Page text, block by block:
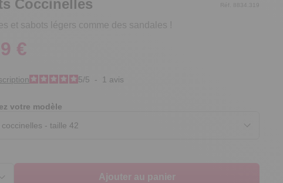
Coccinelles
et sabots légers comme des sandales !
Réf. 8834.319
€
5/5 - 1 avis
votre modèle
Ajouter au panier